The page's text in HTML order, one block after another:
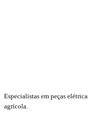
Especialistas em peças
agrícola.